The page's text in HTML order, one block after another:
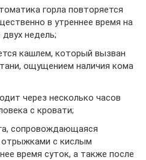
горла повторяется
в утреннее время на
недель;
кашлем, который вызван
ощущением наличия кома
через несколько часов
с кровати;
сопровождающаяся
отрыжками с кислым
время суток, а также после